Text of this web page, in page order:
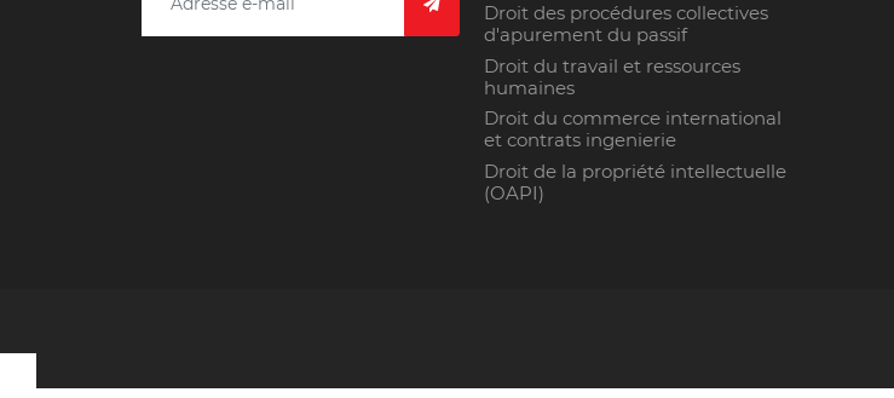
Droit des procédures collectives
d'apurement du passif
Droit du travail et ressources
humaines
Droit du commerce international
et contrats ingenierie
Droit de la propriété intellectuelle
(OAPI)